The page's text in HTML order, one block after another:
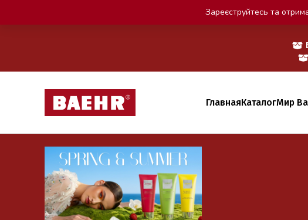
ГлавнаяКаталогМир
Зареєструйтесь та